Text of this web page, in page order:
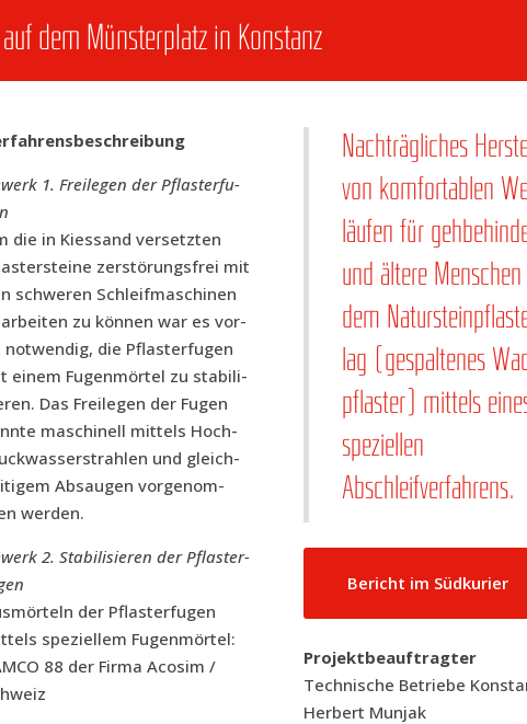
dem Müns­ter­platz in Konstanz
1. Frei­le­gen der Pflas­ter­fu­
die in Kies­sand ver­setz­ten
zer­stö­rungs­frei mit
schwe­ren Schleif­ma­schi­nen
zu kön­nen war es vor­
not­wen­dig, die Pflas­ter­fu­gen
einem Fugen­mör­tel zu sta­bi­li­
Das Frei­le­gen der Fugen
maschi­nell mit­tels Hoch­
und gleich­
Absau­gen vor­ge­nom­
werden.
2. Sta­bi­li­sie­ren der Pflas­ter­
der Pflas­ter­fu­gen
spe­zi­el­lem Fugen­mör­tel:
88 der Fir­ma Aco­sim /​
Nach­träg­li­ches
von kom­for­ta­blen
läu­fen für
und älte­re
dem
lag (gespal­te­nes
pflas­ter) mit­tels
spe­zi­el­len
Abschleifverfahrens.
Bericht im Südkurier
Pro­jekt­be­auf­trag­ter
Tech­ni­sche Betrie­be
Her­bert Munjak